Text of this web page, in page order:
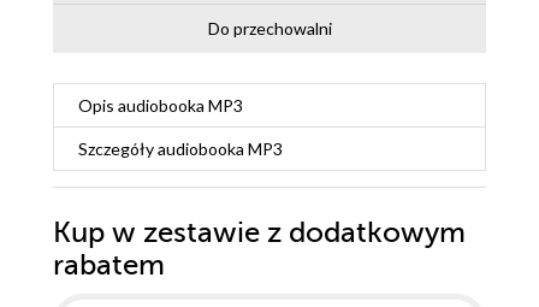
Do przechowalni
Opis audiobooka MP3
Szczegółyaudiobooka MP3
Kup w zestawie z dodatkowym
rabatem